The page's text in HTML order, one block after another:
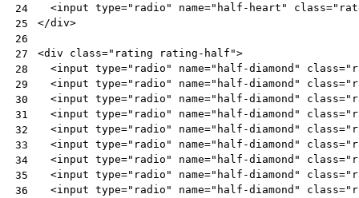
24
25
26
27
28
29
30
31
32
33
34
35
36
<input type="radio" name="half-heart" class=
</div>
<div class="rating rating-half">
<input type="radio" name="half-diamond" class=
<input type="radio" name="half-diamond" class=
<input type="radio" name="half-diamond" class=
<input type="radio" name="half-diamond" class=
<input type="radio" name="half-diamond" class=
<input type="radio" name="half-diamond" class=
<input type="radio" name="half-diamond" class=
<input type="radio" name="half-diamond" class=
<input type="radio" name="half-diamond" class=